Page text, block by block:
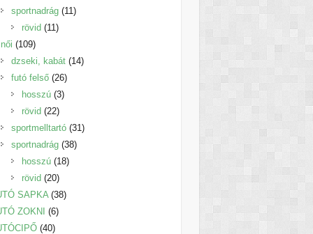
sportnadrág 1111
rövid 1111
női 109109
termék
dzseki, kabát 1414
futó felső 2626
termék
hosszú 33
rövid 2222
termék
sportmelltartó 3131
sportnadrág 3838
hosszú 1818
rövid 2020
termék
SAPKA 3838
ZOKNI 66
4040